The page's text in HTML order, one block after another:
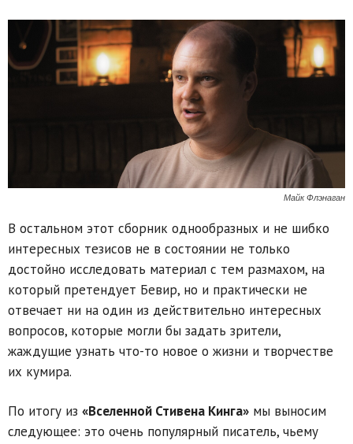
Майк Флэнаган
В остальном этот сборник однообразных и не шибко
интересных тезисов не в состоянии не только
достойно исследовать материал с тем размахом, на
который претендует Бевир, но и практически не
отвечает ни на один из действительно интересных
вопросов, которые могли бы задать зрители,
жаждущие узнать что-то новое о жизни и творчестве
их кумира.
По итогу из «Вселенной Стивена Кинга» мы выносим
следующее: это очень популярный писатель, чьему